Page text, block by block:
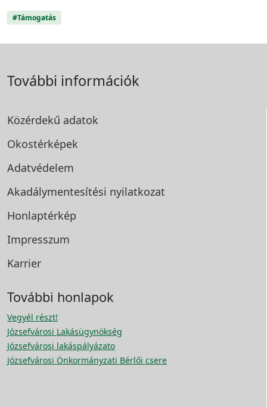
#Támogatás
További információk
Közérdekű adatok
Okostérképek
Adatvédelem
Akadálymentesítési nyilatkozat
Honlaptérkép
Impresszum
Karrier
További honlapok
Vegyél részt!
Józsefvárosi Lakásügynökség
Józsefvárosi lakáspályázato
Józsefvárosi Önkormányzati Bérlői csere